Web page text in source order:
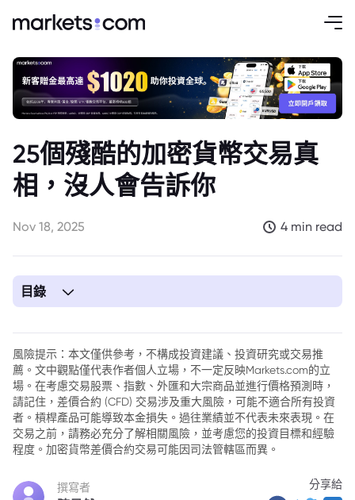
25個殘酷的加密貨幣交易真
相，沒人會告訴你
Nov 18, 2025 4 min read
目錄
風險提示：本文僅供參考，不構成投資建議、投資研究或交易推
薦。文中觀點僅代表作者個人立場，不一定反映Markets.com的立
場。在考慮交易股票、指數、外匯和大宗商品並進行價格預測時，
請記住，差價合約 (CFD) 交易涉及重大風險，可能不適合所有投資
者。槓桿產品可能導致本金損失。過往業績並不代表未來表現。在
交易之前，請務必充分了解相關風險，並考慮您的投資目標和經驗
程度。加密貨幣差價合約交易可能因司法管轄區而異。
撰寫者 分享給